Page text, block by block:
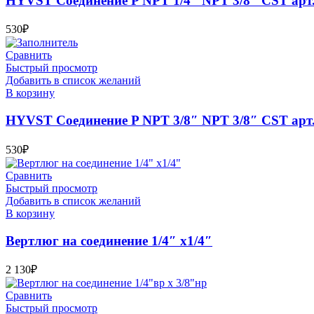
530₽
Сравнить
Быстрый просмотр
Добавить в список желаний
В корзину
HYVST Соединение P NPT 3/8″ NPT 3/8″ CST
530₽
Сравнить
Быстрый просмотр
Добавить в список желаний
В корзину
Вертлюг на соединение 1/4″ x1/4″
2 130₽
Сравнить
Быстрый просмотр